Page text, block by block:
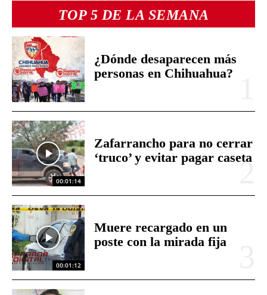
TOP 5 DE LA SEMANA
¿Dónde desaparecen más
personas en Chihuahua?
00:01:14
Zafarrancho para no cerrar
‘truco’ y evitar pagar caseta
00:01:12
Muere recargado en un
poste con la mirada fija